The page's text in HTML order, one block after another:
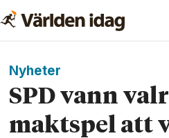
Nyheter
SPD vann
maktspel att